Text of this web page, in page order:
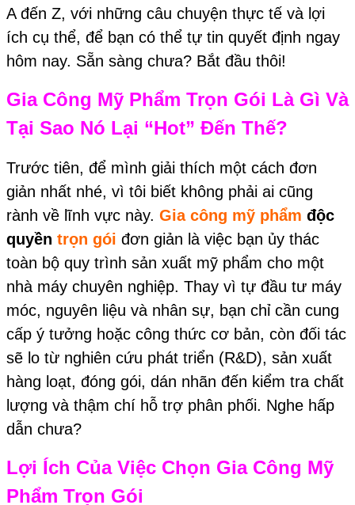
A đến Z, với những câu chuyện thực tế và lợi
ích cụ thể, để bạn có thể tự tin quyết định ngay
hôm nay. Sẵn sàng chưa? Bắt đầu thôi!
Gia Công Mỹ Phẩm Trọn Gói Là Gì Và
Tại Sao Nó Lại “Hot” Đến Thế?
Trước tiên, để mình giải thích một cách đơn
giản nhất nhé, vì tôi biết không phải ai cũng
rành về lĩnh vực này. Gia công mỹ phẩm độc
quyền trọn gói đơn giản là việc bạn ủy thác
toàn bộ quy trình sản xuất mỹ phẩm cho một
nhà máy chuyên nghiệp. Thay vì tự đầu tư máy
móc, nguyên liệu và nhân sự, bạn chỉ cần cung
cấp ý tưởng hoặc công thức cơ bản, còn đối tác
sẽ lo từ nghiên cứu phát triển (R&D), sản xuất
hàng loạt, đóng gói, dán nhãn đến kiểm tra chất
lượng và thậm chí hỗ trợ phân phối. Nghe hấp
dẫn chưa?
Lợi Ích Của Việc Chọn Gia Công Mỹ
Phẩm Trọn Gói